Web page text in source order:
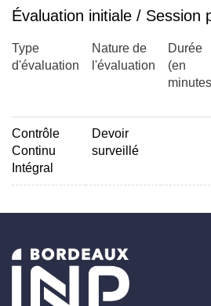
Évaluation initiale / Session
Type
d'évaluation
Nature de
l'évaluation
Durée
(en
Contrôle
Continu
Intégral
Devoir
surveillé